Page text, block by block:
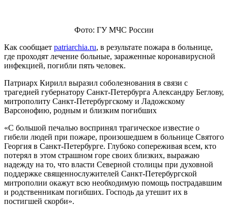
Фото: ГУ МЧС России
Как сообщает patriarchia.ru, в результате пожара в больнице,
где проходят лечение больные, зараженные коронавирусной
инфекцией, погибли пять человек.
Патриарх Кирилл выразил соболезнования в связи с
трагедией губернатору Санкт-Петербурга Александру Беглову,
митрополиту Санкт-Петербургскому и Ладожскому
Варсонофию, родным и близким погибших
«С большой печалью воспринял трагическое известие о
гибели людей при пожаре, произошедшем в больнице Святого
Георгия в Санкт-Петербурге. Глубоко сопереживая всем, кто
потерял в этом страшном горе своих близких, выражаю
надежду на то, что власти Северной столицы при духовной
поддержке священнослужителей Санкт-Петербургской
митрополии окажут всю необходимую помощь пострадавшим
и родственникам погибших. Господь да утешит их в
постигшей скорби».